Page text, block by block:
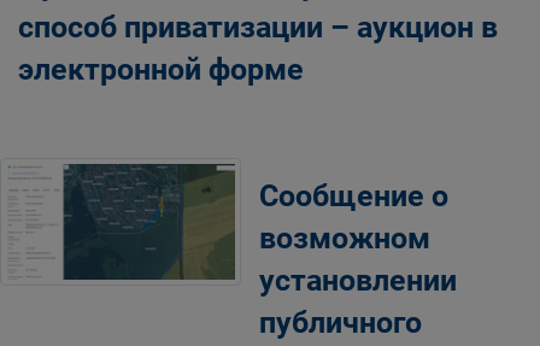
способ приватизации – аукцион в
электронной форме
Сообщение о
возможном
установлении
публичного